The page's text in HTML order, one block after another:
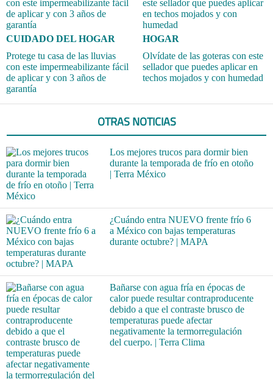
CUIDADO DEL HOGAR
Protege tu casa de las lluvias
con este impermeabilizante fácil
de aplicar y con 3 años de
garantía
HOGAR
Olvídate de las goteras con este
sellador que puedes aplicar en
techos mojados y con humedad
OTRAS NOTICIAS
Los mejores trucos para dormir bien
durante la temporada de frío en otoño
| Terra México
¿Cuándo entra NUEVO frente frío 6
a México con bajas temperaturas
durante octubre? | MAPA
Bañarse con agua fría en épocas de
calor puede resultar contraproducente
debido a que el contraste brusco de
temperaturas puede afectar
negativamente la termorregulación
del cuerpo. | Terra Clima